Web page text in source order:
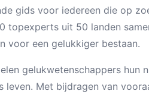
gids voor iedereen die op
topexperts uit 50 landen
voor een gelukkiger bestaan.
gelukwetenschappers hun
Met bijdragen van